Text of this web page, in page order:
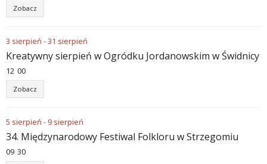
Zobacz
3 sierpień -31 sierpień
Kreatywny sierpień w Ogródku Jordanowskim w Świdnicy
12 00
Zobacz
5 sierpień - 9 sierpień
34. Międzynarodowy Festiwal Folkloru w Strzegomiu
09 30